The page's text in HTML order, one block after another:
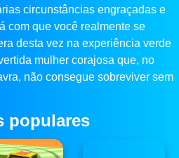
circunstâncias engraçadas e
com que você realmente se
desta vez na experiência verde
mulher corajosa que, no
não consegue sobreviver sem
populares